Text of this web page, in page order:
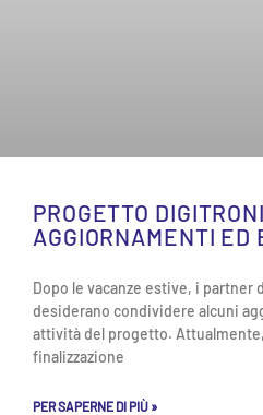
PROGETTO
AGGIORNAMENTI ED
Dopo le vacanze estive, i partner
desiderano condividere alcuni
attività del progetto.
finalizzazione
PER SAPERNE DI PIÙ »